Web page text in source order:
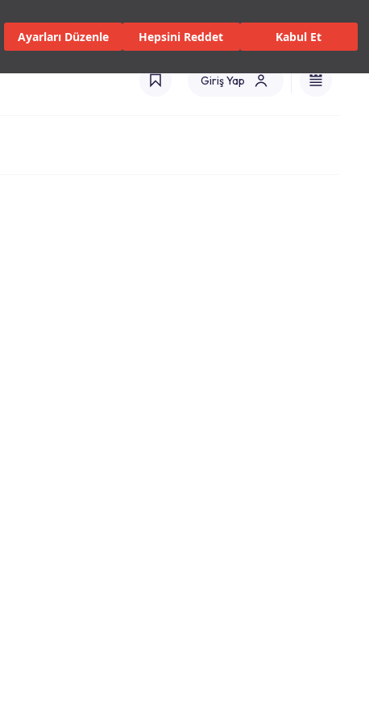
Ayarları Düzenle Hepsini Reddet Kabul Et
Servisler ve HizmetlerMağazalarKataloglar Türkiye(TR)
Giriş Yap